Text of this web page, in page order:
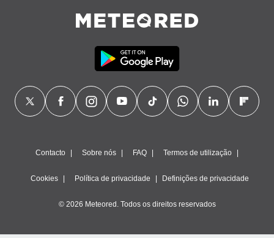
Contacto Sobre nós FAQ Termos de utilização
Cookies Política de privacidade Definições de privacidade
© 2026 Meteored. Todos os direitos reservados